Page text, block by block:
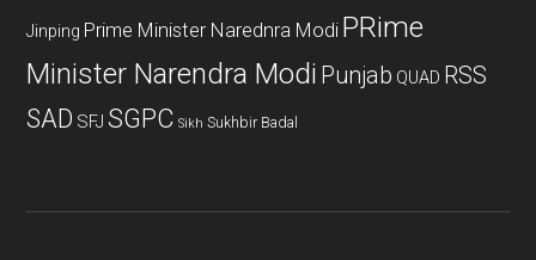
Jinping Prime Minister Narednra Modi PRime
Minister Narendra Modi Punjab QUAD RSS
SAD SFJ SGPC Sikh Sukhbir Badal